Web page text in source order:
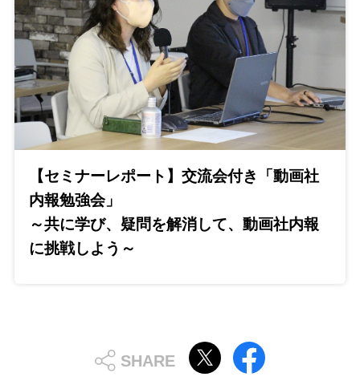
【セミナーレポート】交流会付き「動画社
内報勉強会」
～共に学び、疑問を解消して、動画社内報
に挑戦しよう～